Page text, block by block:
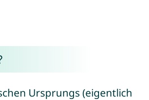
Ursprungs (eigentlich